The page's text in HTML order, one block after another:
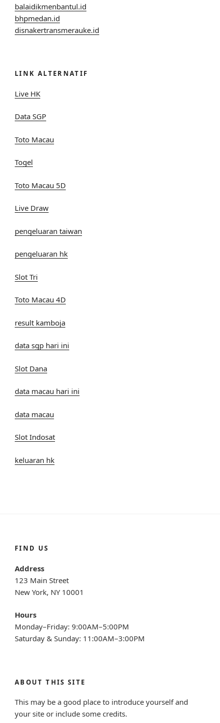
balaidikmenbantul.id
bhpmedan.id
disnakertransmerauke.id
LINK ALTERNATIF
Live HK
Data SGP
Toto Macau
Togel
Toto Macau 5D
Live Draw
pengeluaran taiwan
pengeluaran hk
Slot Tri
Toto Macau 4D
result kamboja
data sgp hari ini
Slot Dana
data macau hari ini
data macau
Slot Indosat
keluaran hk
FIND US
Address
123 Main Street
New York, NY 10001
Hours
Monday–Friday: 9:00AM–5:00PM
Saturday & Sunday: 11:00AM–3:00PM
ABOUT THIS SITE
This may be a good place to introduce yourself and
your site or include some credits.